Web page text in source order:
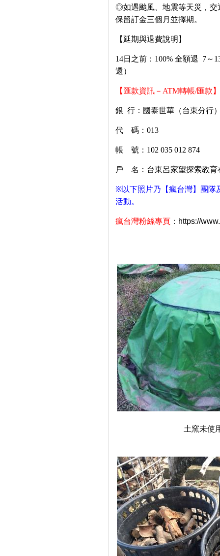
◎如遇颱風、地震等天災，交
保留訂金三個月並擇期。
【延期與退費說明】
14日之前： 100% 全額退 7～
還）
【匯款資訊－ ATM轉帳/匯款】
銀 行：國泰世華（台東分行
代 碼： 013
帳 號： 102 035 012 874
戶 名：台東呂家望探索教育
※以下照片乃【瘋台灣】團隊
活動。
瘋台灣粉絲專頁 ： https://
土窯未使